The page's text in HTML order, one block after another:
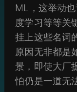
ML，这举动
度学习等等关
挂上这些名词
原因无非都是
景，即使大厂
怕仍是一道无